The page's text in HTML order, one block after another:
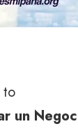
to
un